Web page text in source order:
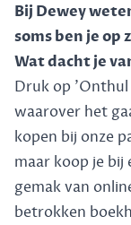
Bij Dewey
soms ben je op
Wat dacht je
Druk op 'Onthul
waarover het
kopen bij onze
maar koop je bij
gemak van
betrokken